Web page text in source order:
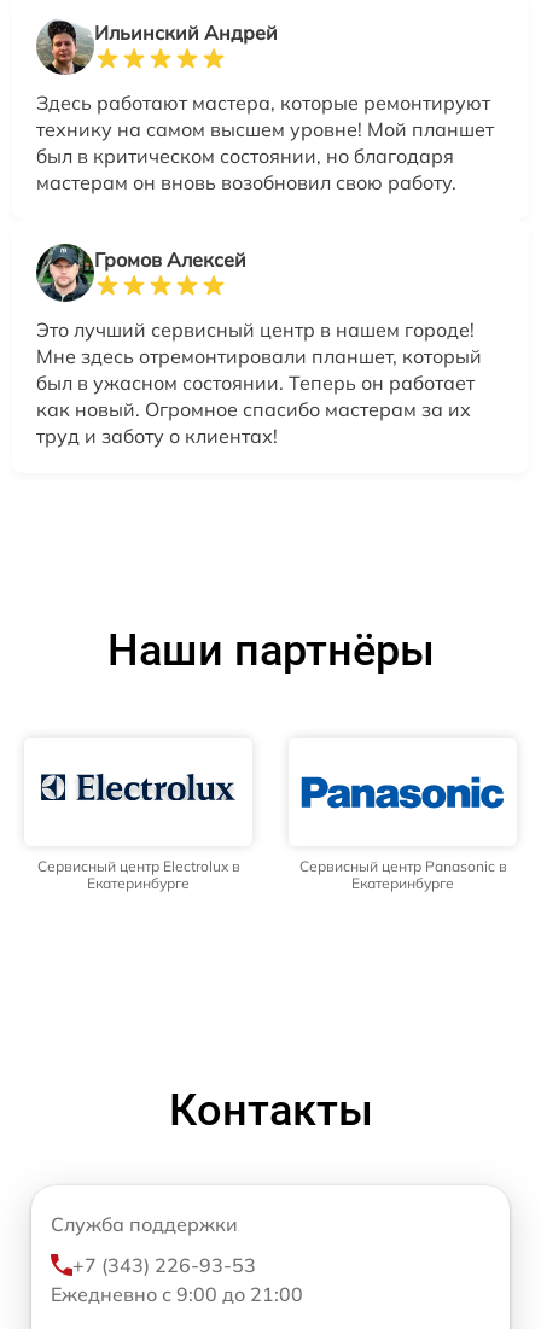
Ильинский Андрей
Здесь работают мастера, которые ремонтируют
технику на самом высшем уровне! Мой планшет
был в критическом состоянии, но благодаря
мастерам он вновь возобновил свою работу.
Громов Алексей
Это лучший сервисный центр в нашем городе!
Мне здесь отремонтировали планшет, который
был в ужасном состоянии. Теперь он работает
как новый. Огромное спасибо мастерам за их
труд и заботу о клиентах!
Наши партнёры
Сервисный центр Electrolux в
Екатеринбурге
Сервисный центр Panasonic в
Екатеринбурге
Контакты
Служба поддержки
+7 (343) 226-93-53
Ежедневно с 9:00 до 21:00